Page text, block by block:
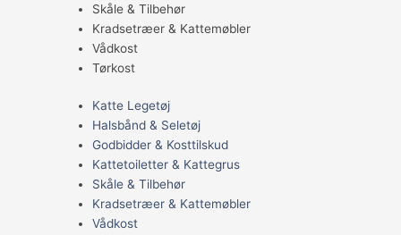
Skåle & Tilbehør
Kradsetræer & Kattemøbler
Vådkost
Tørkost
Katte Legetøj
Halsbånd & Seletøj
Godbidder & Kosttilskud
Kattetoiletter & Kattegrus
Skåle & Tilbehør
Kradsetræer & Kattemøbler
Vådkost